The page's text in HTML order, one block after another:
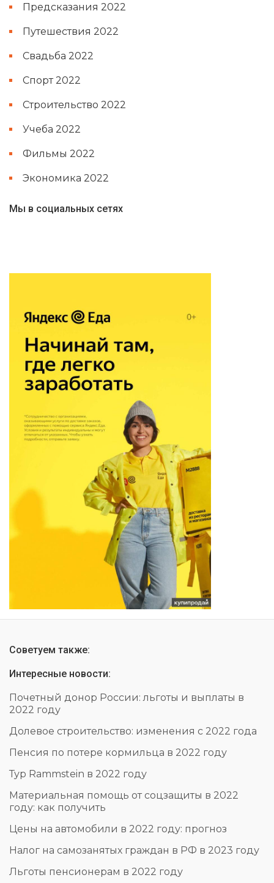
Предсказания 2022
Путешествия 2022
Свадьба 2022
Спорт 2022
Строительство 2022
Учеба 2022
Фильмы 2022
Экономика 2022
Мы в социальных сетях
Советуем также:
Интересные новости:
Почетный донор России: льготы и выплаты в
2022 году
Долевое строительство: изменения с 2022 года
Пенсия по потере кормильца в 2022 году
Тур Rammstein в 2022 году
Материальная помощь от соцзащиты в 2022
году: как получить
Цены на автомобили в 2022 году: прогноз
Налог на самозанятых граждан в РФ в 2023 году
Льготы пенсионерам в 2022 году